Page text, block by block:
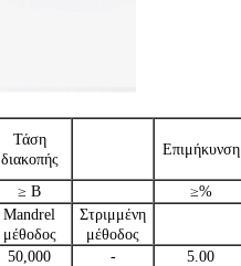
Τάση
διακοπής
Επιμήκυνση
≥ Β ≥%
Mandrel
μέθοδος
Στριμμένη
μέθοδος
50,000 - 5.00